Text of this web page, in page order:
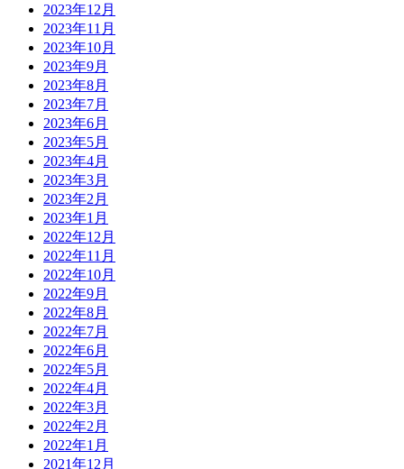
2023年12月
2023年11月
2023年10月
2023年9月
2023年8月
2023年7月
2023年6月
2023年5月
2023年4月
2023年3月
2023年2月
2023年1月
2022年12月
2022年11月
2022年10月
2022年9月
2022年8月
2022年7月
2022年6月
2022年5月
2022年4月
2022年3月
2022年2月
2022年1月
2021年12月